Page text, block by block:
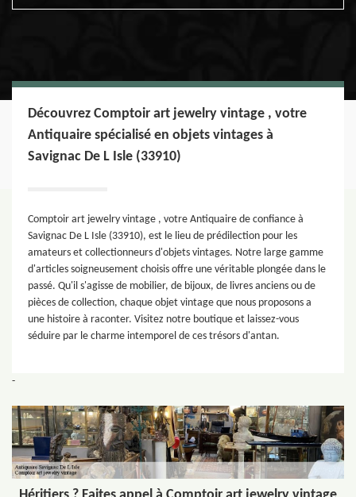
Découvrez Comptoir art jewelry vintage , votre
Antiquaire spécialisé en objets vintages à
Savignac De L Isle (33910)
Comptoir art jewelry vintage , votre Antiquaire de confiance à
Savignac De L Isle (33910), est le lieu de prédilection pour les
amateurs et collectionneurs d'objets vintages. Notre large gamme
d'articles soigneusement choisis offre une véritable plongée dans le
passé. Qu'il s'agisse de mobilier, de bijoux, de livres anciens ou de
pièces de collection, chaque objet vintage que nous proposons a
une histoire à raconter. Visitez notre boutique et laissez-vous
séduire par le charme intemporel de ces trésors d'antan.
-